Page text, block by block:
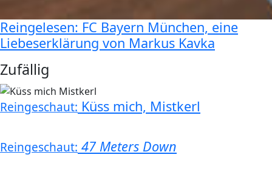
Reingelesen: FC Bayern München, eine
Liebeserklärung von Markus Kavka
Zufällig
Reingeschaut: Küss mich, Mistkerl
Reingeschaut: 47 Meters Down